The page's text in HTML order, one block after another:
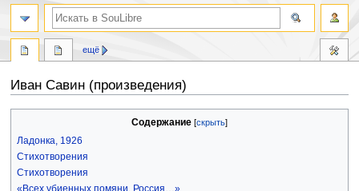
Иван Савин (произведения)
навигации
поиску
Содержание
Ладонка, 1926
Стихотворения
Стихотворения
ещё